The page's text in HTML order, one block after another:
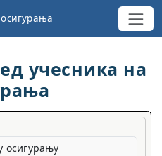
учесника на
осигурању